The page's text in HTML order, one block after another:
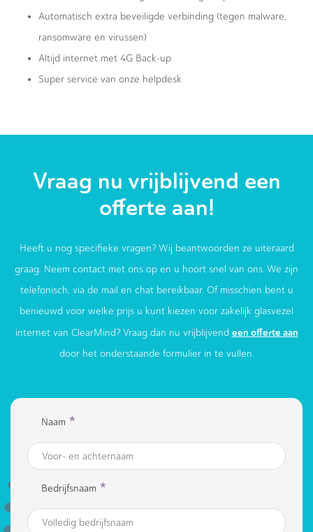
Automatisch extra beveiligde verbinding (tegen malware,
ransomware en virussen)
Altijd internet met 4G Back-up
Super service van onze helpdesk
Vraag nu vrijblijvend een
offerte aan!
Heeft u nog specifieke vragen? Wij beantwoorden ze uiteraard
graag. Neem contact met ons op en u hoort snel van ons. We zijn
telefonisch, via de mail en chat bereikbaar. Of misschien bent u
benieuwd voor welke prijs u kunt kiezen voor zakelijk glasvezel
internet van ClearMind? Vraag dan nu vrijblijvend een offerte aan
door het onderstaande formulier in te vullen.
Naam *
Bedrijfsnaam *